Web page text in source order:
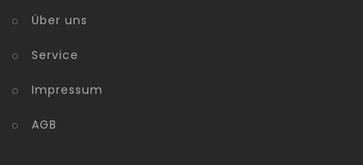
Über uns
Service
Impressum
AGB